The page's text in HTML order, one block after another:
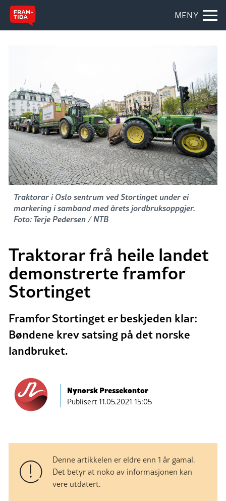
MENY
Traktorar i Oslo sentrum ved Stortinget under ei
markering i samband med årets jordbruksoppgjer.
Foto: Terje Pedersen / NTB
Traktorar frå heile landet
demonstrerte framfor
Stortinget
Framfor Stortinget er beskjeden klar:
Bøndene krev satsing på det norske
landbruket.
Nynorsk Pressekontor
Publisert11.05.2021 15:05
Denne artikkelen er eldre enn 1 år gamal.
Det betyr at noko av informasjonen kan
vere utdatert.